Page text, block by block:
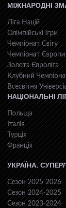
МІЖНАРОДНІ
Ліга Націй
Олімпійські Ігри
Чемпіонат Світу
Чемпіонат Європи
Золота Євроліга
Клубний
Всесвiтня
НАЦІОНАЛЬНІ
Польща
Італія
Турція
Франція
УКРАЇНА.
Сезон 2025-2026
Сезон 2024-2025
Сезон 2023-2024